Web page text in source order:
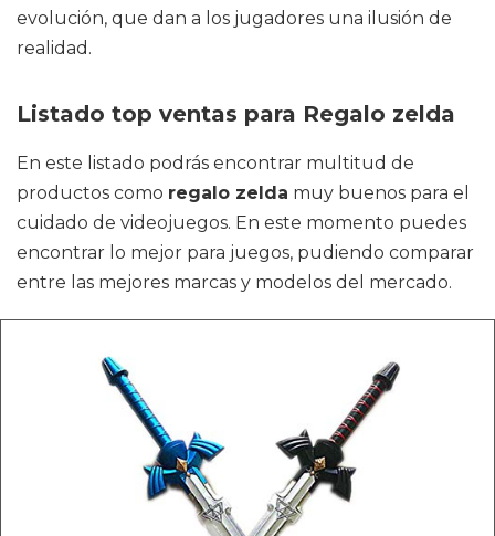
evolución, que dan a los jugadores una ilusión de
realidad.
Listado top ventas para Regalo zelda
En este listado podrás encontrar multitud de
productos como regalo zelda muy buenos para el
cuidado de videojuegos. En este momento puedes
encontrar lo mejor para juegos, pudiendo comparar
entre las mejores marcas y modelos del mercado.